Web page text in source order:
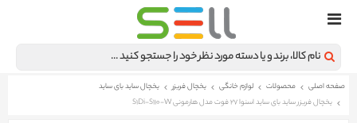
صفحه اصلی محصولات لوازم خانگی یخچال فریزر
یخچال ساید بای ساید
یخچال فریزر ساید بای ساید اسنوا 27 فوت مدل هارمونی S1Di-S110-W